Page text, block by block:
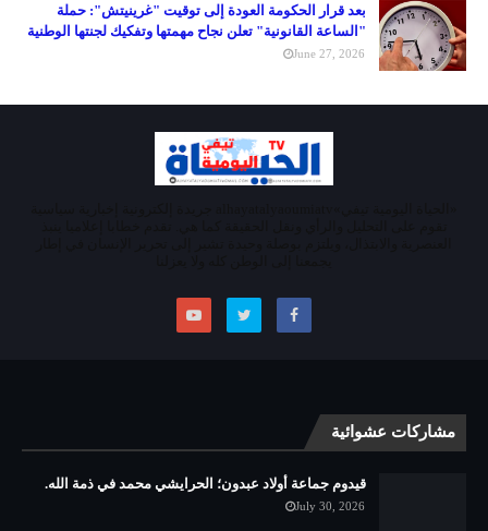
بعد قرار الحكومة العودة إلى توقيت "غرينيتش": حملة
"الساعة القانونية" تعلن نجاح مهمتها وتفكيك لجنتها الوطنية
June 27, 2026
مشاركات عشوائية
قيدوم جماعة أولاد عبدون؛ الحرايشي محمد في ذمة الله.
July 30, 2026